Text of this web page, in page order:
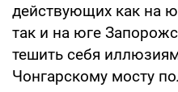
действующих как на
так и на юге
тешить себя
Чонгарскому мосту